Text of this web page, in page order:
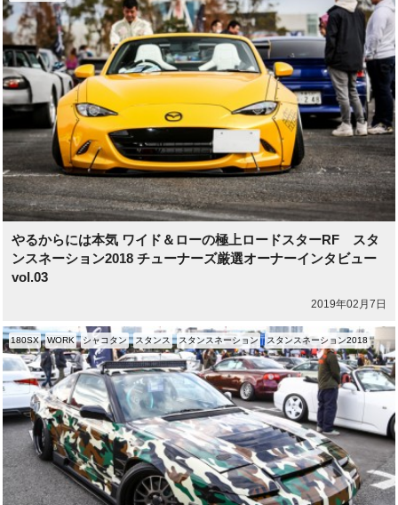
やるからには本気 ワイド＆ローの極上ロードスターRF スタ
ンスネーション2018 チューナーズ厳選オーナーインタビュー
vol.03
2019年02月7日
180SX WORK シャコタン スタンス スタンスネーション スタンスネーション2018